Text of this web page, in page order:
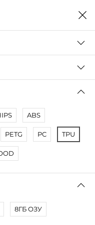
0
ABS
PETG PC TPU
8ГБ ОЗУ